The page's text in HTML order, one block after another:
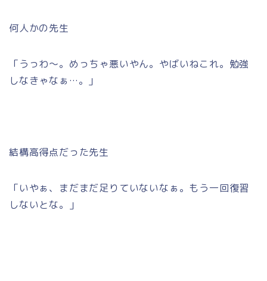
何人かの先生
「うっわ～。めっちゃ悪いやん。やばいねこれ。勉強
しなきゃなぁ…。」
結構高得点だった先生
「いやぁ、まだまだ足りていないなぁ。もう一回復習
しないとな。」